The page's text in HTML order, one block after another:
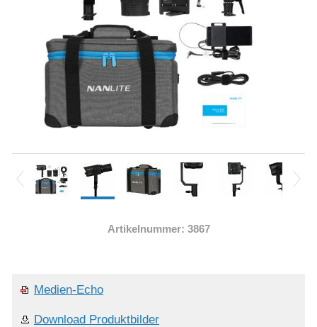
Artikelnummer: 3867
Medien-Echo
Download Produktbilder